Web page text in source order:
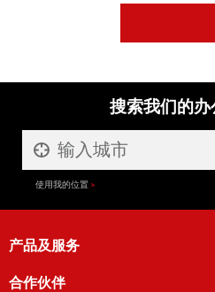
搜索我们的办
使用我的位置
产品及服务
合作伙伴